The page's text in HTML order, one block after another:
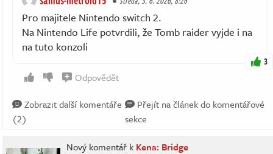
Pro majitele Nintendo switch 2.
Na Nintendo Life potvrdili, že Tomb raider vyjde i na
na tuto konzoli
3
Odpovědět
Zobrazit další komentáře
(2)
Přejít na článek do komentářové
sekce
Nový komentář k Kena: Bridge